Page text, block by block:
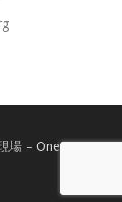
場 – OnePress